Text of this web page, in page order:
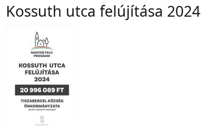
Kossuth utca felújítása 2024